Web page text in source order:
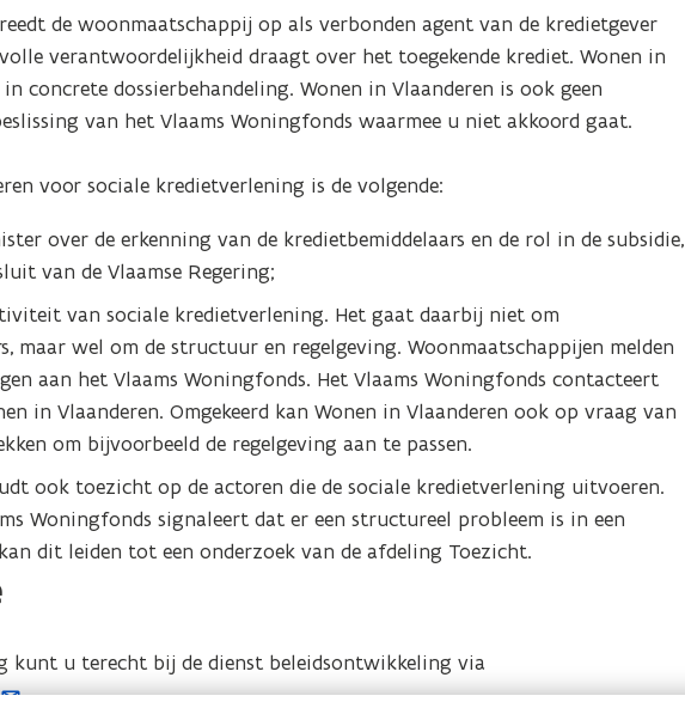
n
t
i
n
i
u
v
e
n
s
t
r
)
de woonmaatschappij op als verbonden agent van de kredietgever
verantwoordelijkheid draagt over het toegekende krediet. Wonen in
concrete dossierbehandeling. Wonen in Vlaanderen is ook geen
van het Vlaams Woningfonds waarmee u niet akkoord gaat.
voor sociale kredietverlening is de volgende:
over de erkenning van de kredietbemiddelaars en de rol in de subsidie,
van de Vlaamse Regering;
van sociale kredietverlening. Het gaat daarbij niet om
maar wel om de structuur en regelgeving. Woonmaatschappijen melden
aan het Vlaams Woningfonds. Het Vlaams Woningfonds contacteert
in Vlaanderen. Omgekeerd kan Wonen in Vlaanderen ook op vraag van
om bijvoorbeeld de regelgeving aan te passen.
ook toezicht op de actoren die de sociale kredietverlening uitvoeren.
Woningfonds signaleert dat er een structureel probleem is in een
dit leiden tot een onderzoek van de afdeling Toezicht.
kunt u terecht bij de dienst beleidsontwikkeling via
.